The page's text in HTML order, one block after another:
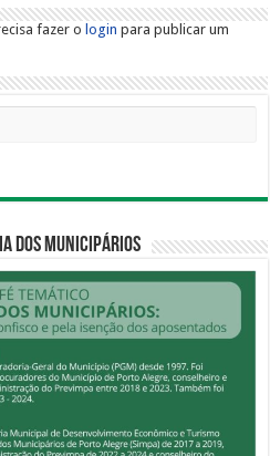
fazer ologin para publicar um
DOS MUNICIPÁRIOS